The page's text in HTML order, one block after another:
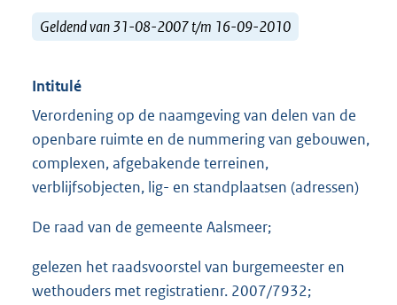
Geldend van 31-08-2007 t/m 16-09-2010
Intitulé
Verordening op de naamgeving van delen van de
openbare ruimte en de nummering van gebouwen,
complexen, afgebakende terreinen,
verblijfsobjecten, lig- en standplaatsen (adressen)
De raad van de gemeente Aalsmeer;
gelezen het raadsvoorstel van burgemeester en
wethouders met registratienr. 2007/7932;